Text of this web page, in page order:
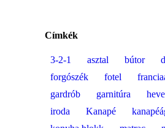
Címkék
3-2-1 asztal bútor
forgószék
fotel
gardrób
garnitúra
iroda
Kanapé